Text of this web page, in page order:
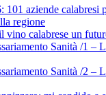
101 aziende calabresi
regione
vino calabrese un
Sanità /1 –
Sanità /2 –